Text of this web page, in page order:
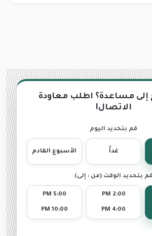
إلى مساعدة؟ اطلب معاودة
الاتصال!
قم بتحديد اليوم
غداً الأسبوع القادم
قم بتحديد الوقت (من : إلى)
2:00 PM
4:00 PM
5:00 PM
10:00 PM